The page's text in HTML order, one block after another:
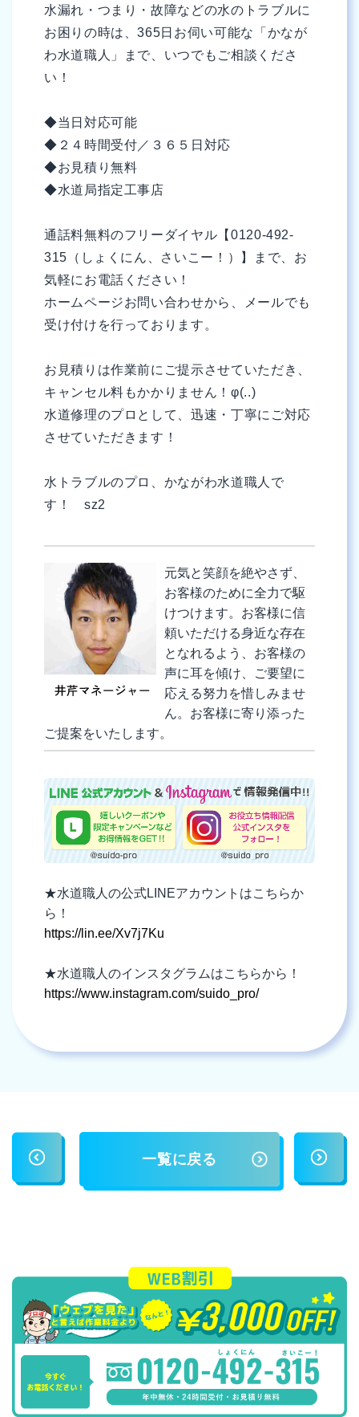
水漏れ・つまり・故障などの水のトラブルに
お困りの時は、365日お伺い可能な「かなが
わ水道職人」まで、いつでもご相談くださ
い！
◆当日対応可能
◆２４時間受付／３６５日対応
◆お見積り無料
◆水道局指定工事店
通話料無料のフリーダイヤル【0120-492-
315（しょくにん、さいこー！）】まで、お
気軽にお電話ください！
ホームページお問い合わせから、メールでも
受け付けを行っております。
お見積りは作業前にご提示させていただき、
キャンセル料もかかりません！φ(..)
水道修理のプロとして、迅速・丁寧にご対応
させていただきます！
水トラブルのプロ、かながわ水道職人で
す！ sz2
元気と笑顔を絶やさず、
お客様のために全力で駆
けつけます。お客様に信
頼いただける身近な存在
となれるよう、お客様の
声に耳を傾け、ご要望に
応える努力を惜しみませ
ん。お客様に寄り添った
ご提案をいたします。
★水道職人の公式LINEアカウントはこちらか
ら！
https://lin.ee/Xv7j7Ku
★水道職人のインスタグラムはこちらから！
https://www.instagram.com/suido_pro/
一覧に戻る